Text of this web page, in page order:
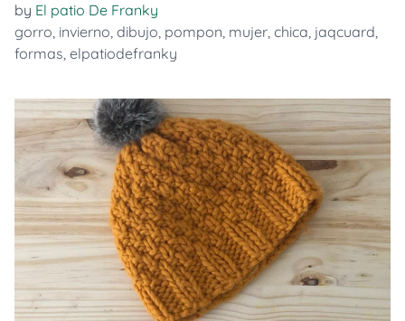
by El patio De Franky
gorro, invierno, dibujo, pompon, mujer, chica, jaqcuard,
formas, elpatiodefranky